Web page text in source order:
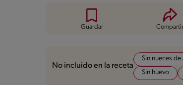
Guardar Compartir
No incluido en la receta
Sin nueces de
Sin huevo